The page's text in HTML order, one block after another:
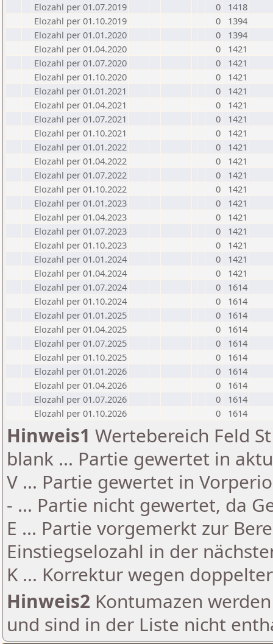
Elozahl per 01.07.2019
0
1418
Elozahl per 01.10.2019
0
1394
Elozahl per 01.01.2020
0
1394
Elozahl per 01.04.2020
0
1421
Elozahl per 01.07.2020
0
1421
Elozahl per 01.10.2020
0
1421
Elozahl per 01.01.2021
0
1421
Elozahl per 01.04.2021
0
1421
Elozahl per 01.07.2021
0
1421
Elozahl per 01.10.2021
0
1421
Elozahl per 01.01.2022
0
1421
Elozahl per 01.04.2022
0
1421
Elozahl per 01.07.2022
0
1421
Elozahl per 01.10.2022
0
1421
Elozahl per 01.01.2023
0
1421
Elozahl per 01.04.2023
0
1421
Elozahl per 01.07.2023
0
1421
Elozahl per 01.10.2023
0
1421
Elozahl per 01.01.2024
0
1421
Elozahl per 01.04.2024
0
1421
Elozahl per 01.07.2024
0
1614
Elozahl per 01.10.2024
0
1614
Elozahl per 01.01.2025
0
1614
Elozahl per 01.04.2025
0
1614
Elozahl per 01.07.2025
0
1614
Elozahl per 01.10.2025
0
1614
Elozahl per 01.01.2026
0
1614
Elozahl per 01.04.2026
0
1614
Elozahl per 01.07.2026
0
1614
Elozahl per 01.10.2026
0 1614
Hinweis1 Wertebereich Feld
blank ... Partie gewertet in
V ... Partie gewertet in
- ... Partie nicht gewertet, da
E ... Partie vorgemerkt zur
Einstiegselozahl in der
K ... Korrektur wegen
Hinweis2 Kontumazen
und sind in der Liste nicht